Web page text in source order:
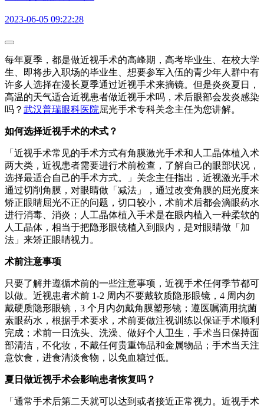
2023-06-05 09:22:28
每年夏季，都是做近视手术的高峰期，高考毕业生、在校大学
生、即将步入职场的毕业生、想要参军入伍的青少年人群中有
许多人选择在漫长夏季通过近视手术来摘镜。但是炎炎夏日，
高温的天气适合近视患者做近视手术吗，术后眼部会发炎感染
吗？ 武汉普瑞眼科医院屈光手术专科关念主任为您讲解。
如何选择近视手术的术式？
「近视手术常见的手术方式有角膜激光手术和人工晶体植入术
两大类，近视患者需要进行术前检查，了解自己的眼部状况，
选择最适合自己的手术方式。」关念主任指出，近视激光手术
通过切削角膜，对眼睛做「减法」，通过改变角膜的屈光度来
矫正眼睛屈光不正的问题，切口较小，术前术后都会滴眼药水
进行消毒、消炎；人工晶体植入手术是在眼内植入一种柔软的
人工晶体，相当于把隐形眼镜植入到眼内，是对眼睛做「加
法」来矫正眼睛视力。
术前注意事项
只要了解并遵循术前的一些注意事项，近视手术任何季节都可
以做。近视患者术前 1-2 周内不要戴软质隐形眼镜，4 周内勿
戴硬质隐形眼镜，3 个月内勿戴角膜塑形镜；遵医嘱滴用抗菌
素眼药水，根据手术要求，术前要做注视训练以保证手术顺利
完成；术前一日洗头、洗澡、做好个人卫生，手术当日保持面
部清洁，不化妆，不戴任何贵重饰品和金属物品；手术当天注
意饮食，进食清淡食物，以免血糖过低。
夏日做近视手术会影响患者恢复吗？
「通常手术后第二天就可以达到或者接近正常视力。近视手术